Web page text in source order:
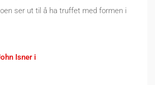
ser ut til å ha truffet med formen i